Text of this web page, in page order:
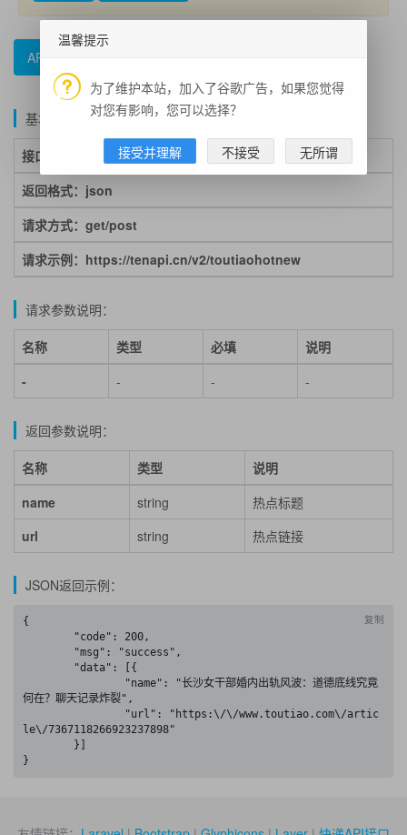
API文档
基本说明：
接口地址：
https://tenapi.cn/v2/toutiaohotnew
返回格式：json
请求方式：get/post
请求示例：https://tenapi.cn/v2/toutiaohotnew
请求参数说明：
名称 类型 必填
说明
-
- - -
返回参数说明：
名称 类型
说明
name
string
热点标题
url
string 热点链接
JSON返回示例：
复制
{
何在？聊天记录炸裂",
le\/7367118266923237898"
}
温馨提示
为了维护本站，加入了谷歌广告，如果您觉得
对您有影响，您可以选择？
接受并理解 不接受 无所谓